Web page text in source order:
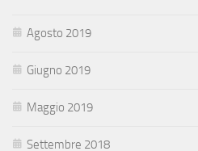
Agosto 2019
Giugno 2019
Maggio 2019
Settembre 2018